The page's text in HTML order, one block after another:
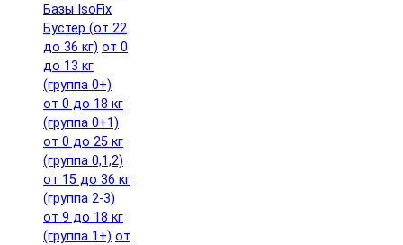
Базы IsoFix
Бустер (от 22
до 36 кг) от 0
до 13 кг
(группа 0+)
от 0 до 18 кг
(группа 0+1)
от 0 до 25 кг
(группа 0,1,2)
от 15 до 36 кг
(группа 2-3)
от 9 до 18 кг
(группа 1+) от